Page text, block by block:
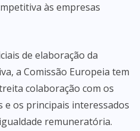
às empresas
de elaboração da
a Comissão Europeia tem
colaboração com os
e os principais interessados
remuneratória.